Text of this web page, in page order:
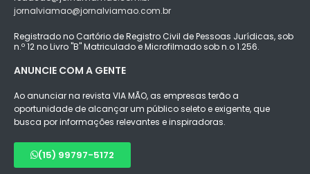
jornalviamao@jornalviamao.com.br
Registrado no Cartório de Registro Civil de Pessoas Jurídicas, sob
n.º 12 no Livro "B" Matriculado e Microfilmado sob n.o 1.256.
ANUNCIE COM A GENTE
Ao anunciar na revista VIA MÃO, as empresas terão a
oportunidade de alcançar um público seleto e exigente, que
busca por informações relevantes e inspiradoras.
(15) 99797-5172